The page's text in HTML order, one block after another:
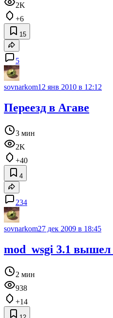
2K
+6
15
5
sovnarkom12 янв 2010 в 12:12
Переезд в Агаве
3 мин
2K
+40
4
234
sovnarkom27 дек 2009 в 18:45
mod_wsgi 3.1 вышел
2 мин
938
+14